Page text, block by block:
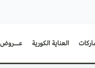
العناية الكورية عــروض